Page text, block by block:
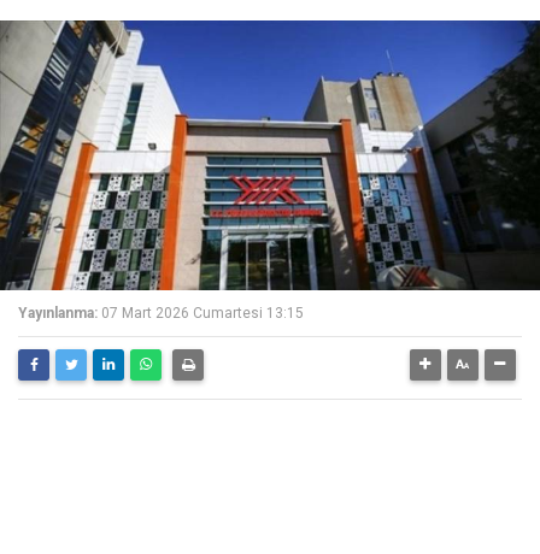
Yayınlanma: 07 Mart 2026 Cumartesi 13:15